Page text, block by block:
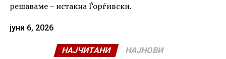
решаваме – истакна Ѓорѓивски.
јуни 6, 2026
НАЈЧИТАНИ НАЈНОВИ